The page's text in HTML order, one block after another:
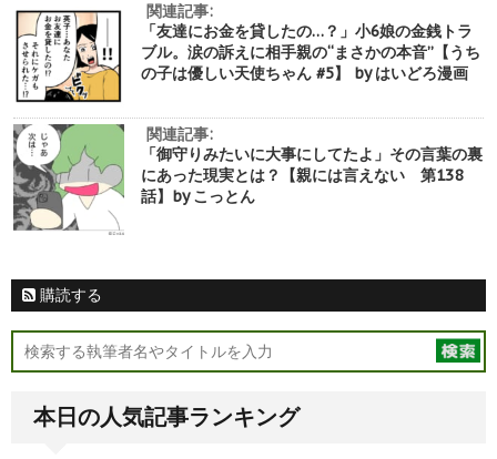
関連記事:
「友達にお金を貸したの…？」小6娘の金銭トラ
ブル。涙の訴えに相手親の“まさかの本音”【うち
の子は優しい天使ちゃん #5】 by はいどろ漫画
関連記事:
「御守りみたいに大事にしてたよ」その言葉の裏
にあった現実とは？【親には言えない 第138
話】by こっとん
購読する
本日の人気記事ランキング